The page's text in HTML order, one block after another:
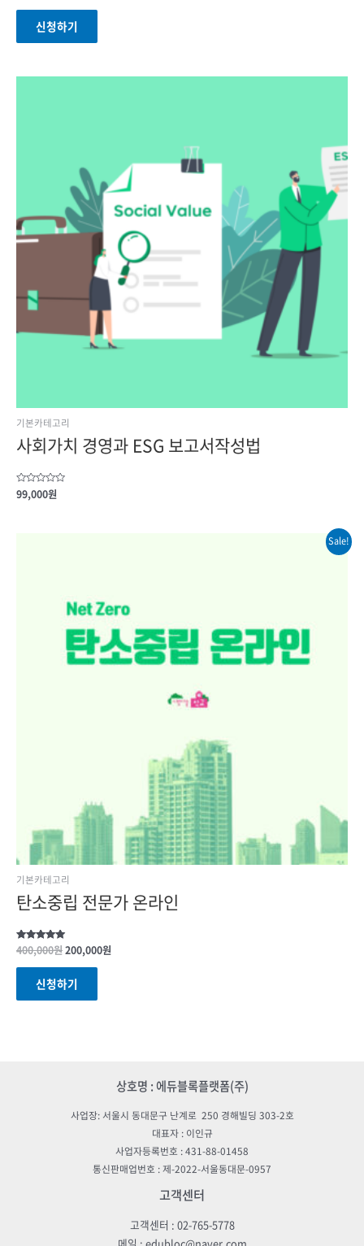
out
신청하기
기본카테고리
사회가치 경영과 ESG 보고서작성법
Rated
0
99,000원
Sale!
기본카테고리
탄소중립 전문가 온라인
Rated
5.00
out of 5
400,000원200,000원
신청하기
상호명 : 에듀블록플랫폼(주)
사업장: 서울시 동대문구 난계로 250 경해빌딩 303-2호
대표자 : 이인규
사업자등록번호 : 431-88-01458
통신판매업번호 : 제-2022-서울동대문-0957
고객센터
고객센터 : 02-765-5778